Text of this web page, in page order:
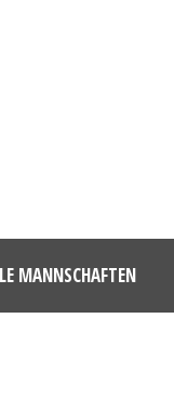
MANNSCHAFTEN